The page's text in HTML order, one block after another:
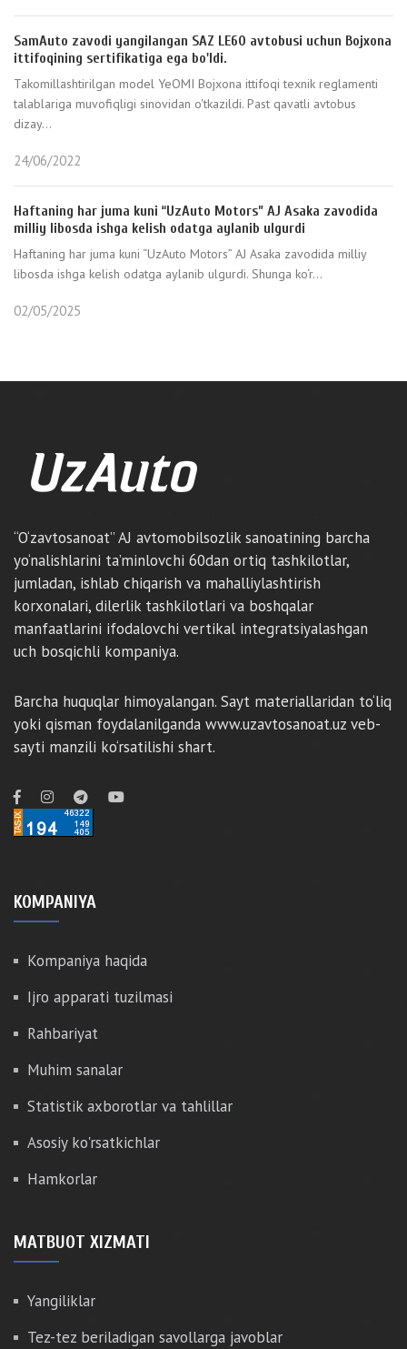
SamAuto zavodi yangilangan SAZ LE60 avtobusi uchun Bojxona
ittifoqining sertifikatiga ega bo'ldi. ⠀
Takomillashtirilgan model YeOMI Bojxona ittifoqi texnik reglamenti
talablariga muvofiqligi sinovidan o'tkazildi. Past qavatli avtobus
dizay...
24/06/2022
Haftaning har juma kuni “UzAuto Motors” AJ Asaka zavodida
milliy libosda ishga kelish odatga aylanib ulgurdi
Haftaning har juma kuni “UzAuto Motors” AJ Asaka zavodida milliy
libosda ishga kelish odatga aylanib ulgurdi. Shunga ko‘r...
02/05/2025
“O‘zavtosanoat” AJ avtomobilsozlik sanoatining barcha
yo‘nalishlarini ta’minlovchi 60dan ortiq tashkilotlar,
jumladan, ishlab chiqarish va mahalliylashtirish
korxonalari, dilerlik tashkilotlari va boshqalar
manfaatlarini ifodalovchi vertikal integratsiyalashgan
uch bosqichli kompaniya.
Barcha huquqlar himoyalangan. Sayt materiallaridan to‘liq
yoki qisman foydalanilganda www.uzavtosanoat.uz veb-
sayti manzili ko‘rsatilishi shart.
KOMPANIYA
Kompaniya haqida
Ijro apparati tuzilmasi
Rahbariyat
Muhim sanalar
Statistik axborotlar va tahlillar
Asosiy ko'rsatkichlar
Hamkorlar
MATBUOT XIZMATI
Yangiliklar
Tez-tez beriladigan savollarga javoblar